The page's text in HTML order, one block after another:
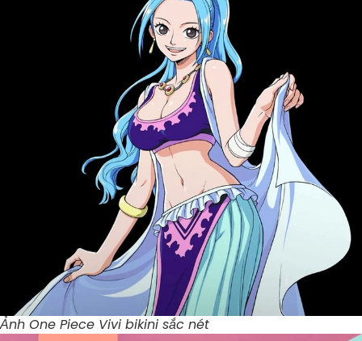
Ảnh One Piece Vivi bikini sắc nét